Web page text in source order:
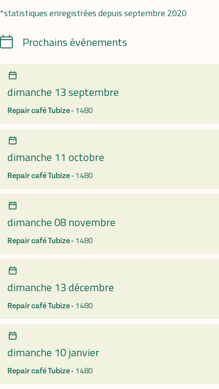
*statistiques enregistrées depuis septembre 2020
CalendrierProchains événements
dimanche 13 septembre
Repair café Tubize - 1480
dimanche 11 octobre
Repair café Tubize - 1480
dimanche 08 novembre
Repair café Tubize - 1480
dimanche 13 décembre
Repair café Tubize - 1480
dimanche 10 janvier
Repair café Tubize - 1480